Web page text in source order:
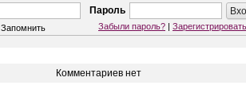
Пароль
Запомнить Забыли пароль? |
Комментариев нет